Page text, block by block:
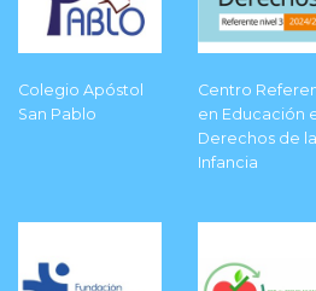
Colegio Apóstol
San Pablo
Centro
en Educación
Derechos de la
Infancia